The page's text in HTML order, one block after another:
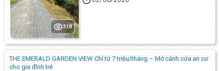
318
THE EMERALD GARDEN VIEW Chỉ từ 7 triệu/tháng – Mở cánh cửa an cư
cho gia đình trẻ